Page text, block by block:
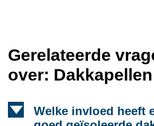
Gerelateerde
over: Dakkapellen
d
Welke invloed heeft